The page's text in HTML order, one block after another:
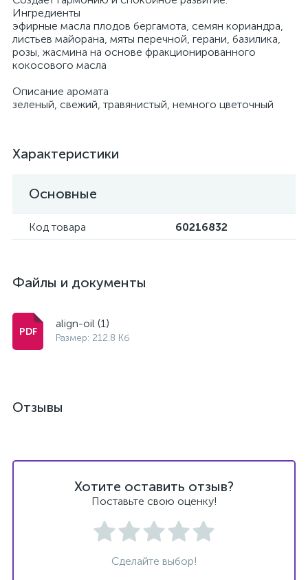
Ингредиенты
эфирные масла плодов бергамота, семян кориандра,
листьев майорана, мяты перечной, герани, базилика,
розы, жасмина на основе фракционированного
кокосового масла
Описание аромата
зеленый, свежий, травянистый, немного цветочный
Характеристики
Основные
Код товара 60216832
Файлы и документы
align-oil (1)
Размер: 212.8 Кб
Отзывы
Хотите оставить отзыв?
Поставьте свою оценку!
Сделайте выбор!